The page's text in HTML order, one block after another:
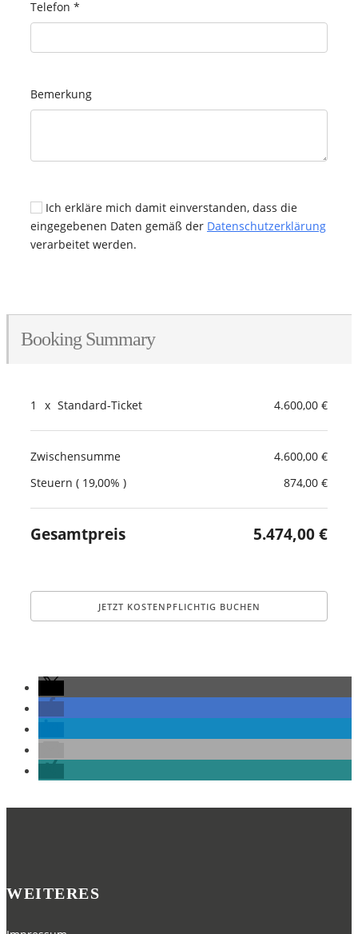
Telefon *
Bemerkung
Ich erkläre mich damit einverstanden, dass die
eingegebenen Daten gemäß der Datenschutzerklärung
verarbeitet werden.
Booking Summary
1 x Standard-Ticket 4.600,00 €
Zwischensumme
4.600,00 €
Steuern ( 19,00% )
874,00 €
Gesamtpreis 5.474,00 €
WEITERES